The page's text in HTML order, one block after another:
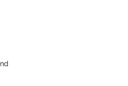
REJECT - OXBLOOD